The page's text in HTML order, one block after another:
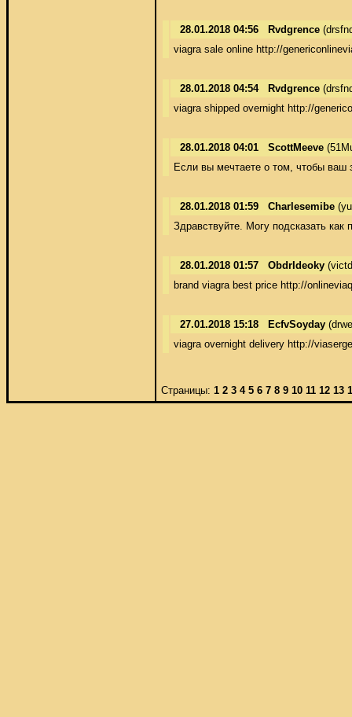
28.01.2018 04:56 Rvdgrence
viagra sale online http://
28.01.2018 04:54 Rvdgrence
viagra shipped overnight http://
28.01.2018 04:01 ScottMeeve
Если вы мечтаете о том, чтобы ваш
28.01.2018 01:59 Charlesemibe
Здравствуйте. Могу подсказать
28.01.2018 01:57 ObdrIdeoky
brand viagra best price http://
27.01.2018 15:18 EcfvSoyday
viagra overnight delivery http://
Страницы: 1 2 3 4 5 6 7 8 9 10 11 12 13